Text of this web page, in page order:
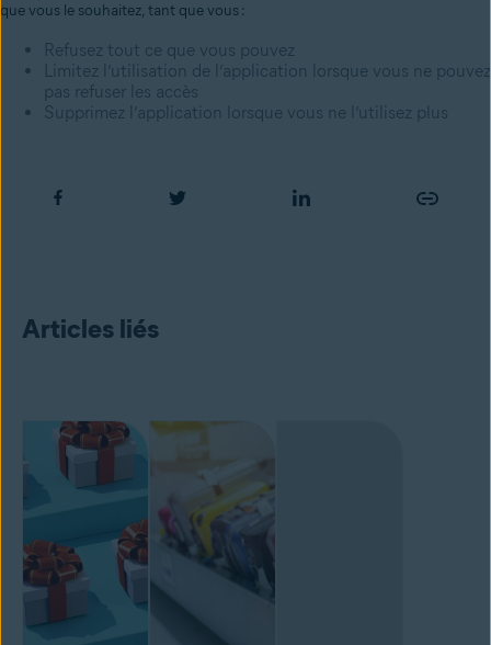
que vous le souhaitez, tant que vous :
Refusez tout ce que vous pouvez
Limitez l’utilisation de l’application lorsque vous ne pouvez
pas refuser les accès
Supprimez l’application lorsque vous ne l’utilisez plus
Articles liés